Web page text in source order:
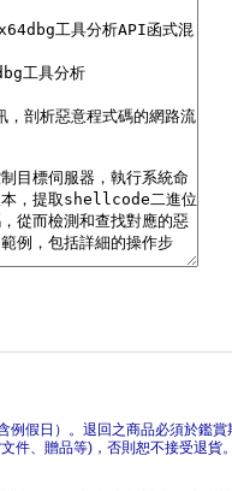
假日）。退回之商品必須於鑑賞
件、贈品等)，否則恕不接受退貨。